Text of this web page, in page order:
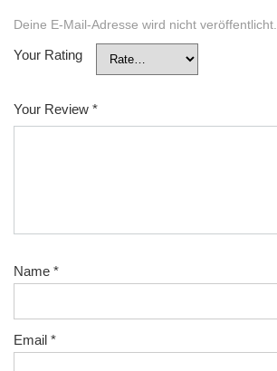
Deine E-Mail-Adresse wird nicht veröffentlicht.
Your Rating
Your Review *
Name *
Email *